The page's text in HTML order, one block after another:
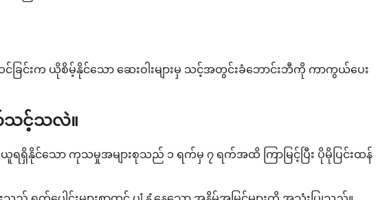
င်းက ယိုစိမ့်နိုင်သော ဆေးဝါးများမှ သင့်အတွင်းခံဘောင်းဘီကို ကာကွယ်ပေး
က်သင့်သလဲ။
နိုင်သော ကုသမှုအများစုသည် ၁ ရက်မှ ၇ ရက်အထိ ကြာမြင့်ပြီး ပိုမိုပြင်းထန်